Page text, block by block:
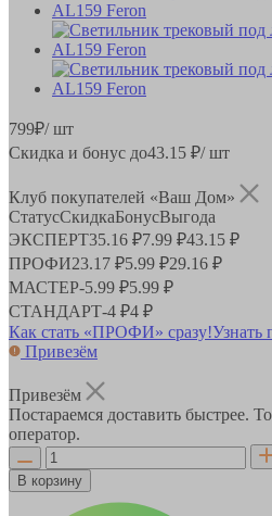
799₽/ шт
Скидка и бонус до43.15 ₽/ шт
Клуб покупателей «Ваш Дом»
СтатусСкидкаБонусВыгода
ЭКСПЕРТ35.16 ₽7.99 ₽43.15 ₽
ПРОФИ23.17 ₽5.99 ₽29.16 ₽
МАСТЕР-5.99 ₽5.99 ₽
СТАНДАРТ-4 ₽4 ₽
Как стать «ПРОФИ» сразу!Узнать
Привезём
Привезём
Постараемся доставить быстрее.
оператор.
В корзину